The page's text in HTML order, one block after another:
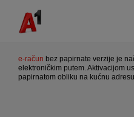
Skip to Main Content
Što je to e-račun?
e-račun bez papirnate verzije je
elektroničkim putem. Aktivacijom
papirnatom obliku na kućnu